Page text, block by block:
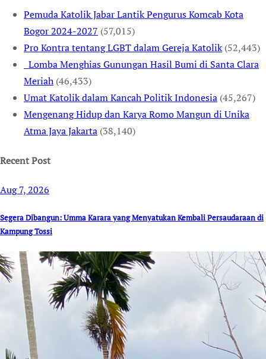
Pemuda Katolik Jabar Lantik Pengurus Komcab Kota
Bogor 2024-2027 (57,015)
Pro Kontra tentang LGBT dalam Gereja Katolik (52,443)
Lomba Menghias Gunungan Hasil Bumi di Santa Clara
Meriah (46,433)
Umat Katolik dalam Kancah Politik Indonesia (45,267)
Mengenang Hidup dan Karya Romo Mangun di Unika
Atma Jaya Jakarta (38,140)
Recent Post
Aug 7, 2026
Segera Dibangun: Umma Karara yang Menyatukan Kembali Persaudaraan di
Kampung Tossi